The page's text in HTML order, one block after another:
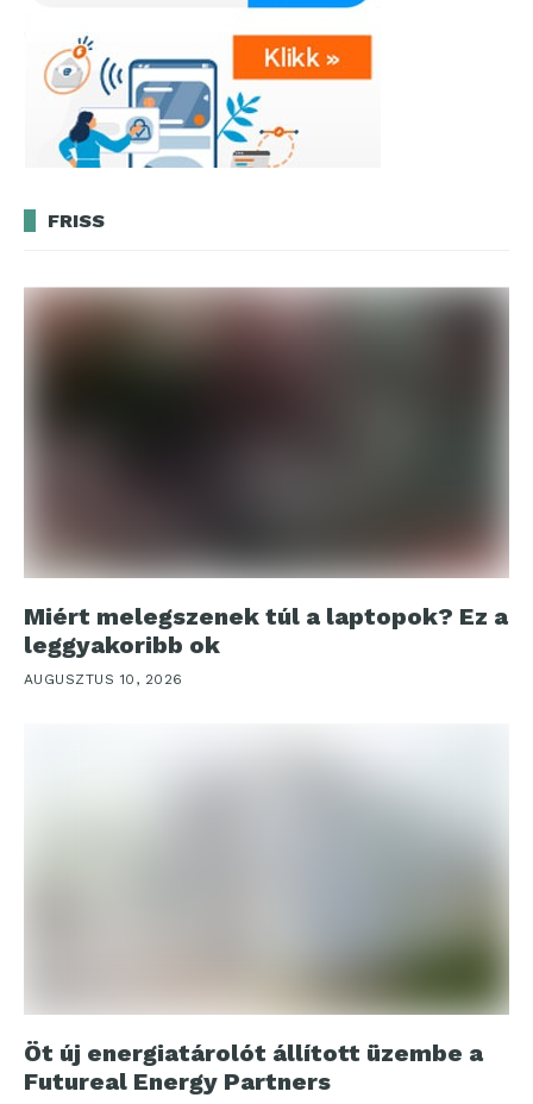
FRISS
Miért melegszenek túl a laptopok? Ez a
leggyakoribb ok
AUGUSZTUS 10, 2026
Öt új energiatárolót állított üzembe a
Futureal Energy Partners